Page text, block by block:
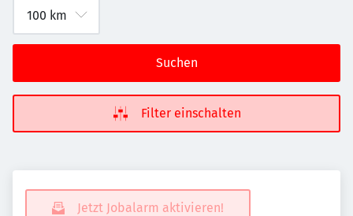
Suchen
Filter einschalten
Jetzt Jobalarm aktivieren!